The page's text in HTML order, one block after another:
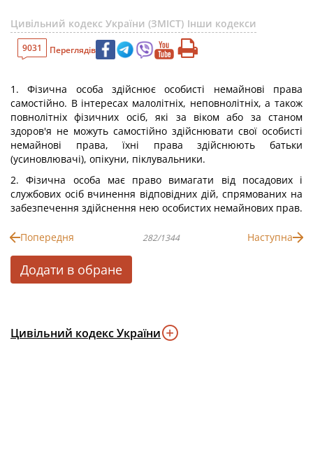
Цивільний кодекс України (ЗМІСТ) Інши кодекси
9031 Переглядів
1. Фізична особа здійснює особисті немайнові права
самостійно. В інтересах малолітніх, неповнолітніх, а також
повнолітніх фізичних осіб, які за віком або за станом
здоров'я не можуть самостійно здійснювати свої особисті
немайнові права, їхні права здійснюють батьки
(усиновлювачі), опікуни, піклувальники.
2. Фізична особа має право вимагати від посадових і
службових осіб вчинення відповідних дій, спрямованих на
забезпечення здійснення нею особистих немайнових прав.
Попередня 282/1344 Наступна
Додати в обране
Цивільний кодекс України